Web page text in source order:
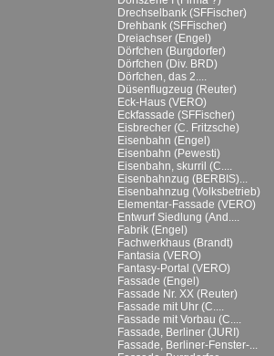
Drechselbank (SFFischer)
Drehbank (SFFischer)
Dreiachser (Engel)
Dörfchen (Burgdorfer)
Dörfchen (Div. BRD)
Dörfchen, das 2....
Düsenflugzeug (Reuter)
Eck-Haus (VERO)
Eckfassade (SFFischer)
Eisbrecher (C. Fritzsche)
Eisenbahn (Engel)
Eisenbahn (Pewesti)
Eisenbahn, skurril (C....
Eisenbahnzug (BERBIS)...
Eisenbahnzug (Volksbetrieb)
Elementar-Fassade (VERO)
Entwurf Siedlung (And....
Fabrik (Engel)
Fachwerkhaus (Brandt)
Fantasia (VERO)
Fantasy-Portal (VERO)
Fassade (Engel)
Fassade Nr. XX (Reuter)
Fassade mit Uhr (C....
Fassade mit Vorbau (C....
Fassade, Berliner (JURI)
Fassade, Berliner-Fenster-...